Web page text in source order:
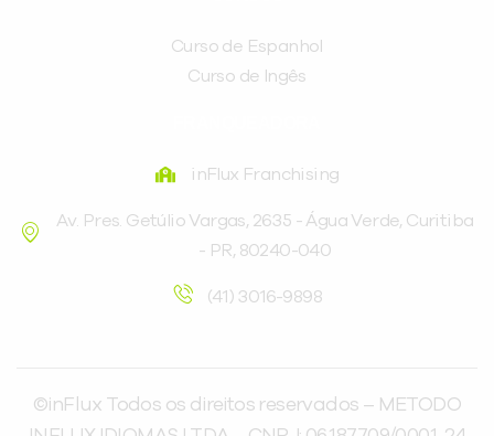
Curso de Espanhol
Curso de Ingês
inFlux Franchising
Av. Pres. Getúlio Vargas, 2635 - Água Verde, Curitiba
- PR, 80240-040
(41) 3016-9898
©inFlux Todos os direitos reservados – METODO